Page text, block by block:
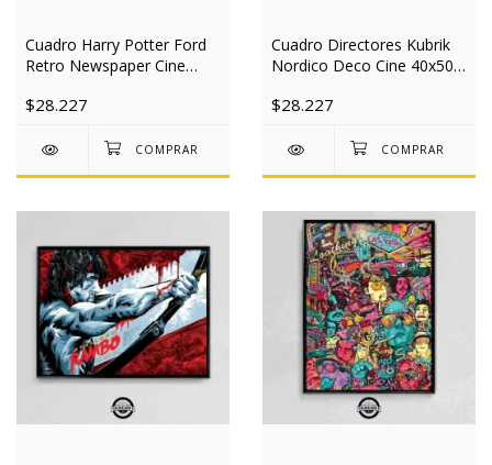
Cuadro Harry Potter Ford
Retro Newspaper Cine
$28.227
Cuadro Directores Kubrik
Nordico Deco Cine 40x50
$28.227